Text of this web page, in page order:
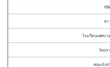
ชนิ
ชา
โรงเรียนเทศบ
วัดปร
คณะจังห